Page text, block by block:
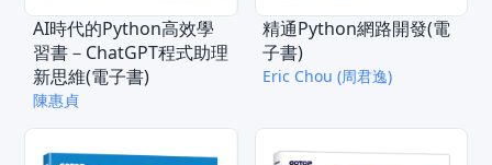
AI時代的Python高效學
習書－ChatGPT程式助理
新思維(電子書)
陳惠貞
精通Python網路開發(電
子書)
Eric Chou (周君逸)